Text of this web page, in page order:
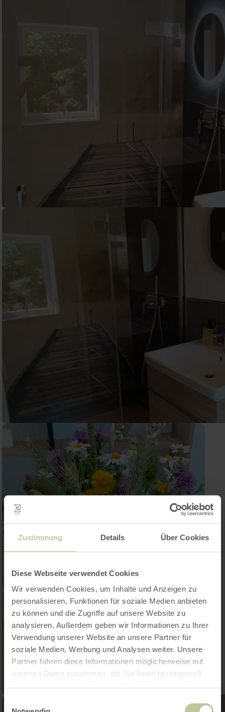
Zustimmung Details Über Cookies
Diese Webseite verwendet Cookies
Wir verwenden Cookies, um Inhalte und Anzeigen zu
personalisieren, Funktionen für soziale Medien anbieten
zu können und die Zugriffe auf unsere Website zu
analysieren. Außerdem geben wir Informationen zu Ihrer
Verwendung unserer Website an unsere Partner für
soziale Medien, Werbung und Analysen weiter. Unsere
Partner führen diese Informationen möglicherweise mit
weiteren Daten zusammen, die Sie ihnen bereitgestellt